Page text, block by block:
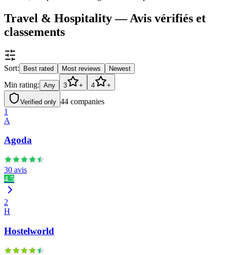
Travel & Hospitality — Avis vérifiés et
classements
Sort: Best rated Most reviews Newest
Min rating: Any 3 + 4 +
Verified only 44 companies
1
A
Agoda
30 avis
4.5
2
H
Hostelworld